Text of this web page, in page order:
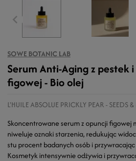
SOWE BOTANIC LAB
Serum Anti-Aging z pestek
figowej - Bio olej
L'HUILE ABSOLUE PRICKLY PEAR - SEEDS
Skoncentrowane serum z opuncji figowej
niweluje oznaki starzenia, redukując
stu procent badanych osób i
Kosmetyk intensywnie odżywia i